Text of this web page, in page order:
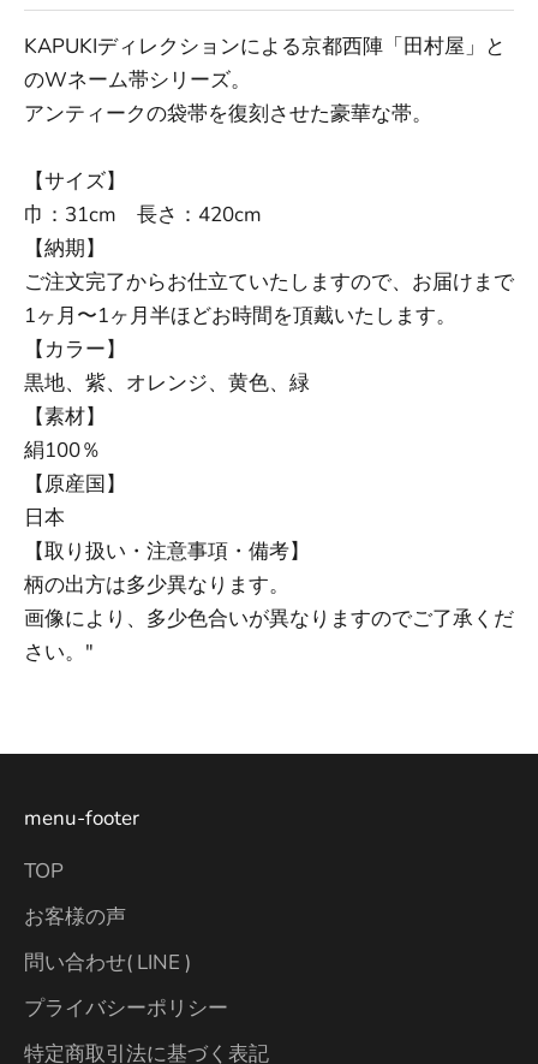
KAPUKIディレクションによる京都西陣「田村屋」と
のWネーム帯シリーズ。
アンティークの袋帯を復刻させた豪華な帯。
【サイズ】
巾： 31cm 長さ：420cm
【納期】
ご注文完了からお仕立ていたしますので、お届けまで
1ヶ月〜1ヶ月半ほどお時間を頂戴いたします。
【カラー】
黒地、紫、オレンジ、黄色、緑
【素材】
絹100％
【原産国】
日本
【取り扱い・注意事項・備考】
柄の出方は多少異なります。
画像により、多少色合いが異なりますのでご了承くだ
さい。"
menu-footer
TOP
お客様の声
問い合わせ( LINE )
プライバシーポリシー
特定商取引法に基づく表記